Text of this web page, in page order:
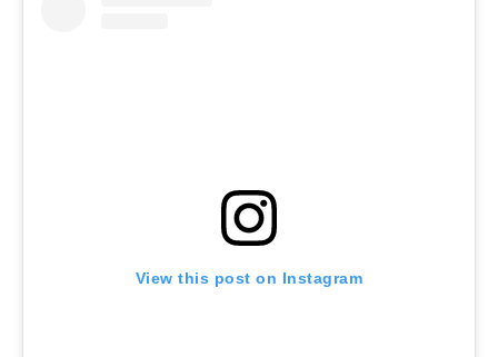
View this post on Instagram